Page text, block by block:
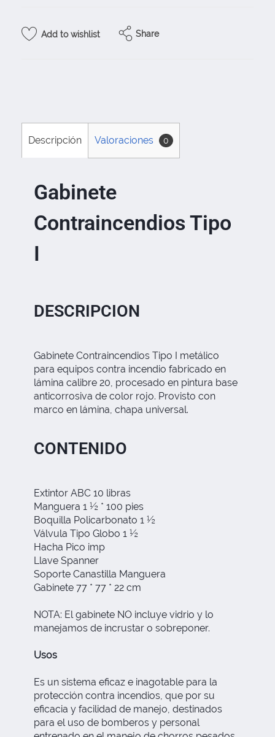
Add to wishlist Share
Descripción Valoraciones 0
Gabinete
Contraincendios Tipo
I
DESCRIPCION
Gabinete Contraincendios Tipo I metálico
para equipos contra incendio fabricado en
lámina calibre 20, procesado en pintura base
anticorrosiva de color rojo. Provisto con
marco en lámina, chapa universal.
CONTENIDO
Extintor ABC 10 libras
Manguera 1 ½ * 100 pies
Boquilla Policarbonato 1 ½
Válvula Tipo Globo 1 ½
Hacha Pico imp
Llave Spanner
Soporte Canastilla Manguera
Gabinete 77 * 77 * 22 cm
NOTA: El gabinete NO incluye vidrio y lo
manejamos de incrustar o sobreponer.
Usos
Es un sistema eficaz e inagotable para la
protección contra incendios, que por su
eficacia y facilidad de manejo, destinados
para el uso de bomberos y personal